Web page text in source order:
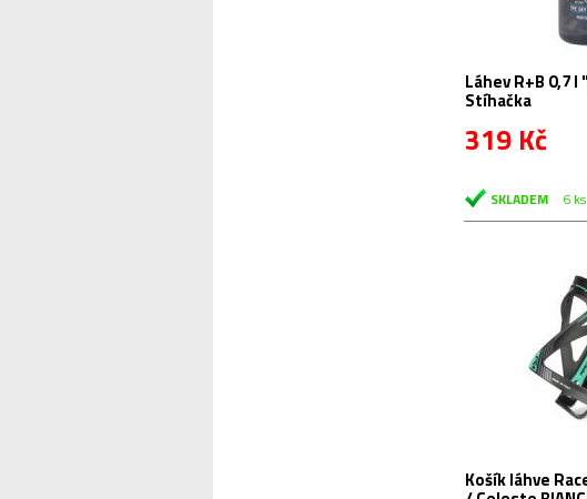
Láhev R+B 0,7 l "Zdravá láhev"
Stíhačka
319 Kč
SKLADEM 6 ks
Košík láhve